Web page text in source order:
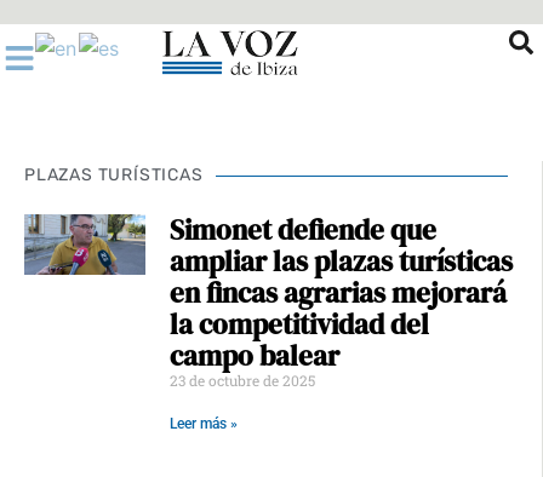
al
contenido
PLAZAS TURÍSTICAS
Simonet defiende que
ampliar las plazas turísticas
en fincas agrarias mejorará
la competitividad del
campo balear
23 de octubre de 2025
Leer más »